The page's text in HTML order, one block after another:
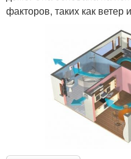
факторов, таких как ветер